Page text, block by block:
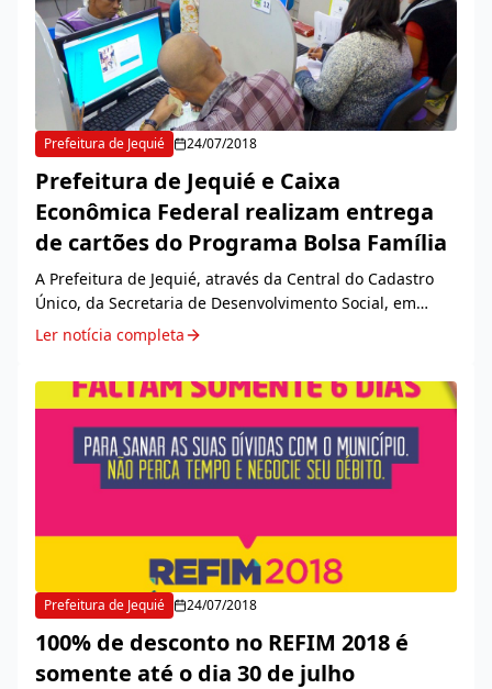
Prefeitura de Jequié 24/07/2018
Prefeitura de Jequié e Caixa
Econômica Federal realizam entrega
de cartões do Programa Bolsa Família
A Prefeitura de Jequié, através da Central do Cadastro
Único, da Secretaria de Desenvolvimento Social, em
parceria com a Caixa Econômica Federal, realizou nesta
terça-feira, 24, uma ação de entrega do...
Ler notícia completa
Prefeitura de Jequié 24/07/2018
100% de desconto no REFIM 2018 é
somente até o dia 30 de julho